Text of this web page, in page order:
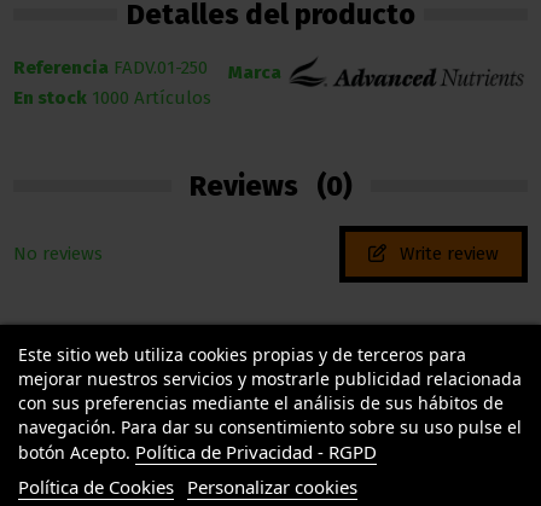
Detalles del producto
Marca
Referencia FADV.01-250
En stock 1000 Artículos
Reviews (0)
No reviews Write review
TU LLAMAS GROW
Este sitio web utiliza cookies propias y de terceros para
mejorar nuestros servicios y mostrarle publicidad relacionada
con sus preferencias mediante el análisis de sus hábitos de
navegación. Para dar su consentimiento sobre su uso pulse el
botón Acepto. Política de Privacidad - RGPD
Política de Cookies Personalizar cookies